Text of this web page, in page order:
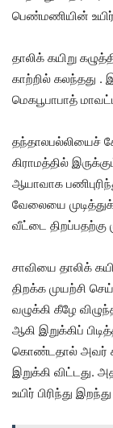
பெண்மணியின்
தாலிக் கயிறு
காற்றில் கலந்தது
மெகபூபாபாத்
தந்தாலபல்லியைச்
கிராமத்தில்
ஆயாவாக
வேலையை
வீட்டை திறப்பதற்கு
சாவியை தாலிக்
திறக்க முயற்சி
வழுக்கி கீழே
ஆகி இறுக்கிப்
கொண்டதால் அவர்
இறுக்கி விட்டது.
உயிர் பிரிந்து